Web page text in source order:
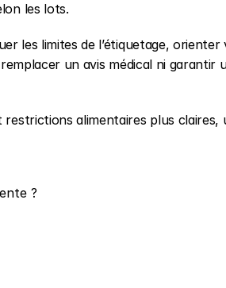
les lots.
les limites de l’étiquetage, orienter
un avis médical ni garantir
alimentaires plus claires,
?